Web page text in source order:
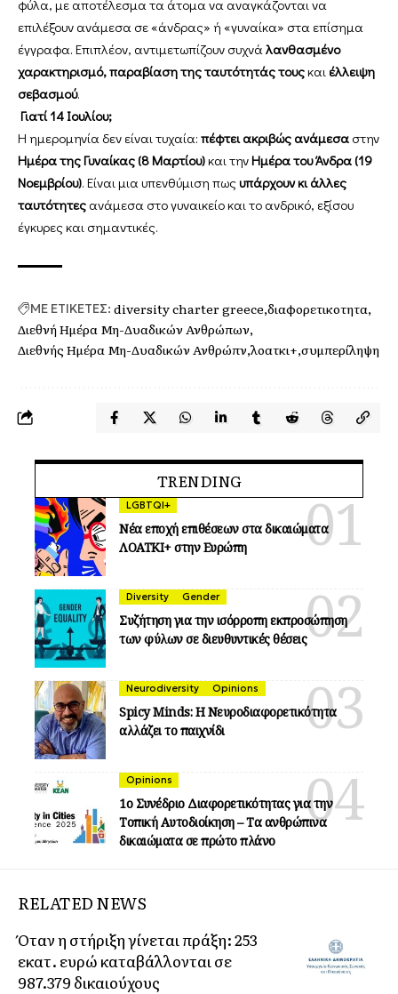
φύλα, με αποτέλεσμα τα άτομα να αναγκάζονται να
επιλέξουν ανάμεσα σε «άνδρας» ή «γυναίκα» στα επίσημα
έγγραφα. Επιπλέον, αντιμετωπίζουν συχνά λανθασμένο
χαρακτηρισμό, παραβίαση της ταυτότητάς τουςκαι έλλειψη
σεβασμού.
Γιατί 14 Ιουλίου;
Η ημερομηνία δεν είναι τυχαία: πέφτει ακριβώς ανάμεσα στην
Ημέρα της Γυναίκας (8 Μαρτίου)και τηνΗμέρα του Άνδρα (19
Νοεμβρίου). Είναι μια υπενθύμιση πωςυπάρχουν κι άλλες
ταυτότητες ανάμεσα στο γυναικείο και το ανδρικό, εξίσου
έγκυρες και σημαντικές.
ΜΕ ΕΤΙΚΕΤΕΣ: diversity charter greece διαφορετικοτητα
Διεθνή Ημέρα Μη-Δυαδικών Ανθρώπων
Διεθνής Ημέρα Μη-Δυαδικών Ανθρώπν λοατκι+ συμπερίληψη
TRENDING
LGBTQI+
Νέα εποχή επιθέσεων στα δικαιώματα
ΛΟΑΤΚΙ+ στην Ευρώπη
Diversity Gender
Συζήτηση για την ισόρροπη εκπροσώπηση
των φύλων σε διευθυντικές θέσεις
Neurodiversity Opinions
Spicy Minds: Η Νευροδιαφορετικότητα
αλλάζει το παιχνίδι
Opinions
1ο Συνέδριο Διαφορετικότητας για την
Τοπική Αυτοδιοίκηση – Τα ανθρώπινα
δικαιώματα σε πρώτο πλάνο
RELATED NEWS
Όταν η στήριξη γίνεται πράξη: 253
εκατ. ευρώ καταβάλλονται σε
987.379 δικαιούχους